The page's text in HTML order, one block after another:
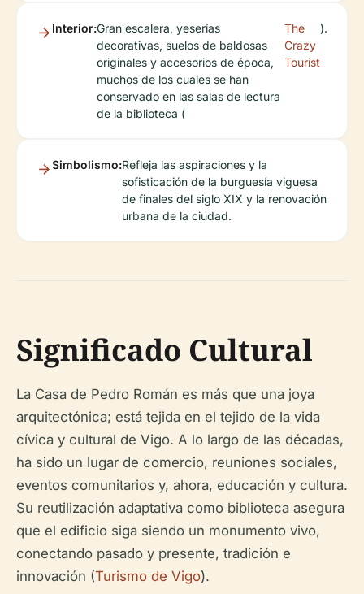
Interior:Gran escalera, yeserías
decorativas, suelos de baldosas
originales y accesorios de época,
muchos de los cuales se han
conservado en las salas de lectura
de la biblioteca (
The
Crazy
Tourist
).
Simbolismo:Refleja las aspiraciones y la
sofisticación de la burguesía viguesa
de finales del siglo XIX y la renovación
urbana de la ciudad.
Significado Cultural
La Casa de Pedro Román es más que una joya
arquitectónica; está tejida en el tejido de la vida
cívica y cultural de Vigo. A lo largo de las décadas,
ha sido un lugar de comercio, reuniones sociales,
eventos comunitarios y, ahora, educación y cultura.
Su reutilización adaptativa como biblioteca asegura
que el edificio siga siendo un monumento vivo,
conectando pasado y presente, tradición e
innovación (Turismo de Vigo).